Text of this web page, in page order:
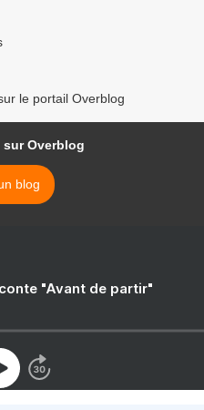
le portail Overblog
Overblog
blog
"Avant de partir"